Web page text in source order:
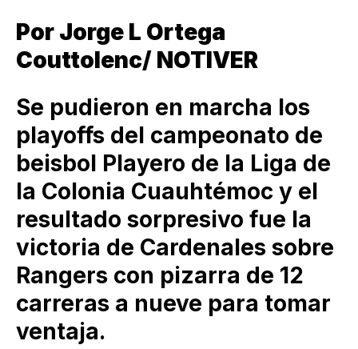
Por Jorge L Ortega
Couttolenc/ NOTIVER
Se pudieron en marcha los
playoffs del campeonato de
beisbol Playero de la Liga de
la Colonia Cuauhtémoc y el
resultado sorpresivo fue la
victoria de Cardenales sobre
Rangers con pizarra de 12
carreras a nueve para tomar
ventaja.